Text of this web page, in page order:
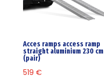
Acces ramps access ramp
straight aluminium 230 cm
(pair)
519 €